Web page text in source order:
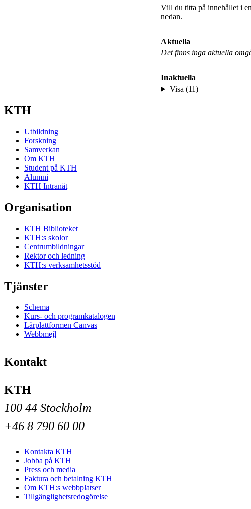
Vill du titta på innehållet i
nedan.
Aktuella
Det finns inga aktuella
Inaktuella
Visa (11)
KTH
Utbildning
Forskning
Samverkan
Om KTH
Student på KTH
Alumni
KTH Intranät
Organisation
KTH Biblioteket
KTH:s skolor
Centrumbildningar
Rektor och ledning
KTH:s verksamhetsstöd
Tjänster
Schema
Kurs- och programkatalogen
Lärplattformen Canvas
Webbmejl
Kontakt
KTH
100 44 Stockholm
+46 8 790 60 00
Kontakta KTH
Jobba på KTH
Press och media
Faktura och betalning KTH
Om KTH:s webbplatser
Tillgänglighetsredogörelse